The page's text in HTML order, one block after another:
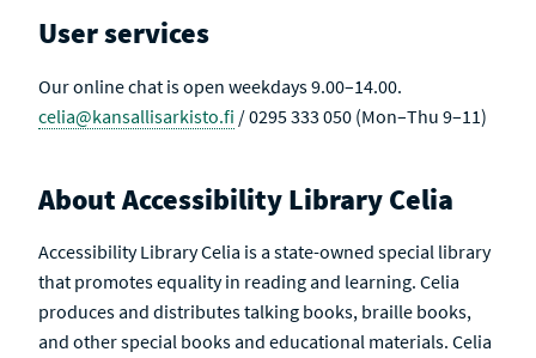
User services
Our online chat is open weekdays 9.00–14.00.
celia@kansallisarkisto.fi / 0295 333 050 (Mon–Thu 9–11)
About Accessibility Library Celia
Accessibility Library Celia is a state-owned special library
that promotes equality in reading and learning. Celia
produces and distributes talking books, braille books,
and other special books and educational materials. Celia